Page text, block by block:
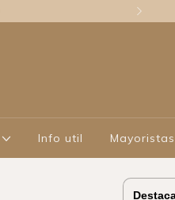
Info util Mayoristas